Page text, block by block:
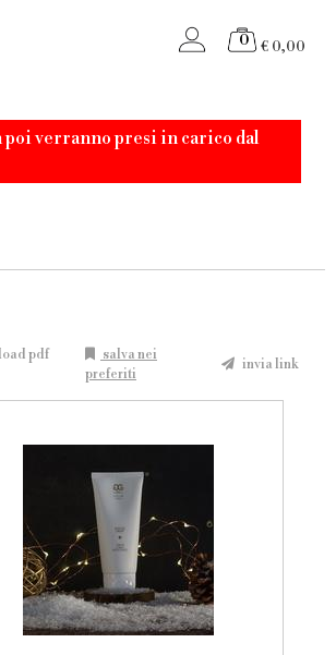
0 € 0,00
poi verranno presi in carico dal
salva nei
preferiti
invia link
pdf